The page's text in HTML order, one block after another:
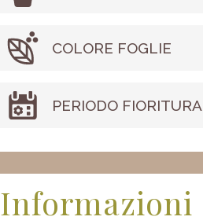
COLORE FOGLIE
PERIODO FIORITURA
Informazioni